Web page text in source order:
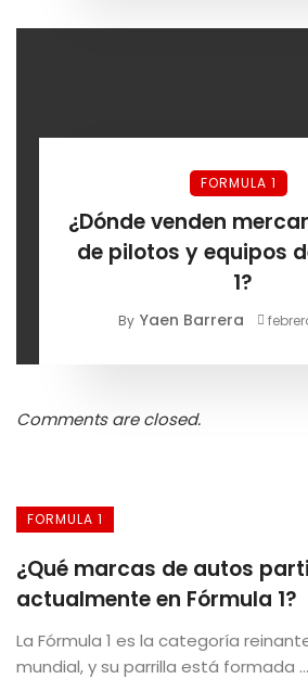
FORMULA 1
¿Dónde venden
de pilotos y equipos
1?
By Yaen Barrera
Comments are closed.
FORMULA 1
¿Qué marcas de autos
actualmente en Fórmula 1?
La Fórmula 1 es la categoría
mundial, y su parrilla está formada ...